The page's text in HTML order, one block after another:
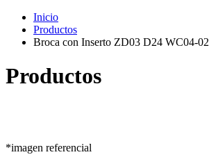
Inicio
Productos
Broca con Inserto ZD03 D24 WC04-02
Productos
*imagen referencial